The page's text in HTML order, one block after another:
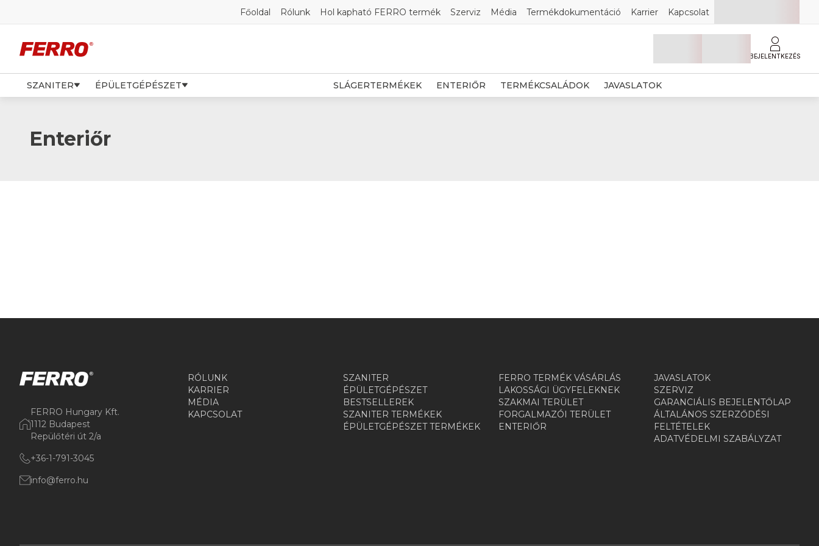
Főoldal Rólunk Hol kapható FERRO termék Szerviz Média Termékdokumentáció Karrier Kapcsolat
BEJELENTKEZÉS
SZANITER ÉPÜLETGÉPÉSZET SLÁGERTERMÉKEK ENTERIŐR TERMÉKCSALÁDOK JAVASLATOK
Enteriőr
FERRO Hungary Kft.
1112 Budapest
Repülőtéri út 2/a
+36-1-791-3045
info@ferro.hu
RÓLUNK
KARRIER
MÉDIA
KAPCSOLAT
SZANITER
ÉPÜLETGÉPÉSZET
BESTSELLEREK
SZANITER TERMÉKEK
ÉPÜLETGÉPÉSZET TERMÉKEK
FERRO TERMÉK VÁSÁRLÁS
LAKOSSÁGI ÜGYFELEKNEK
SZAKMAI TERÜLET
FORGALMAZÓI TERÜLET
ENTERIŐR
JAVASLATOK
SZERVIZ
GARANCIÁLIS BEJELENTŐLAP
ÁLTALÁNOS SZERZŐDÉSI
FELTÉTELEK
ADATVÉDELMI SZABÁLYZAT